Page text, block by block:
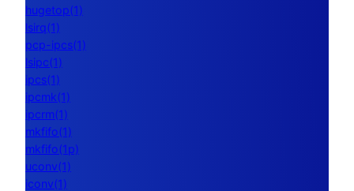
hugetop(1)
lsirq(1)
pcp-ipcs(1)
lsipc(1)
ipcs(1)
ipcmk(1)
ipcrm(1)
mkfifo(1)
mkfifo(1p)
uconv(1)
iconv(1)